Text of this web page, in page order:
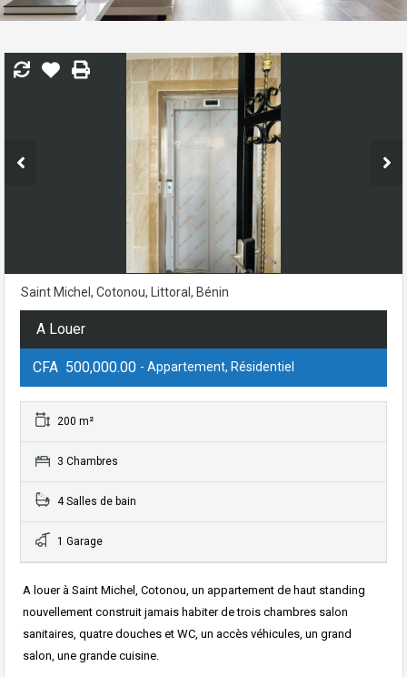
Saint Michel, Cotonou, Littoral, Bénin
A Louer
CFA 500,000.00 - Appartement, Résidentiel
200 m²
3 Chambres
4 Salles de bain
1 Garage
A louer à Saint Michel, Cotonou, un appartement de haut standing
nouvellement construit jamais habiter de trois chambres salon
sanitaires, quatre douches et WC, un accès véhicules, un grand
salon, une grande cuisine.